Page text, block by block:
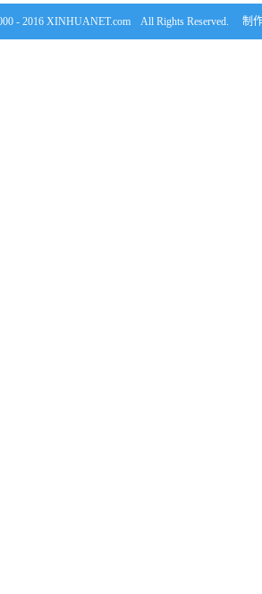
- 2016 XINHUANET.com All Rights Reserved. 制